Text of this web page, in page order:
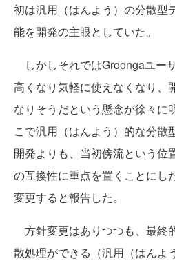
初は汎用（はんよう）の分散型
能を開発の主眼としていた。
しかしそれではGroongaユー
高くなり気軽に使えなくなり、
なりそうだという懸念が徐々に
こで汎用（はんよう）的な分散
開発よりも、当初傍流という位
の互換性に重点を置くことにし
変更すると報告した。
方針変更はありつつも、最終
散処理ができる（汎用（はんよ